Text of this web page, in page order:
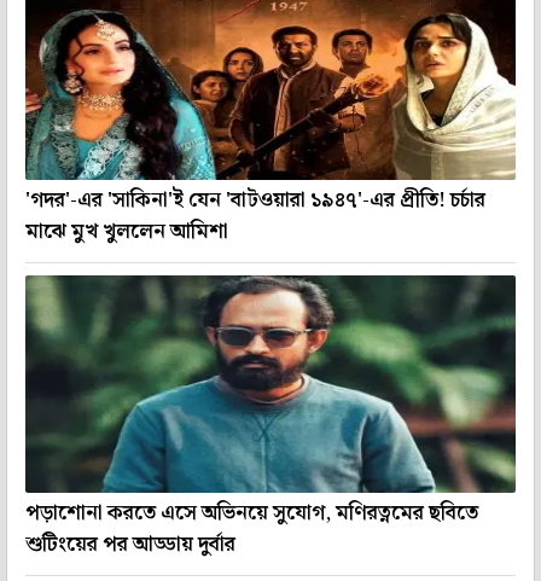
'গদর'-এর 'সাকিনা'ই যেন 'বাটওয়ারা ১৯৪৭'-এর প্রীতি! চর্চার
মাঝে মুখ খুললেন আমিশা
পড়াশোনা করতে এসে অভিনয়ে সুযোগ, মণিরত্নমের ছবিতে
শুটিংয়ের পর আড্ডায় দুর্বার